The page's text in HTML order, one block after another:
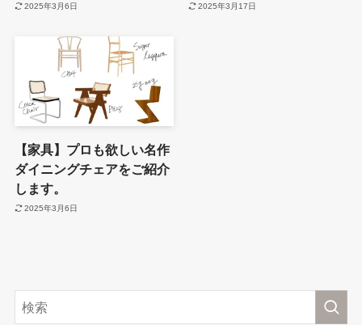
2025年3月6日 2025年3月17日
【家具】プロも欲しい名作
ダイニングチェアをご紹介
します。
2025年3月6日